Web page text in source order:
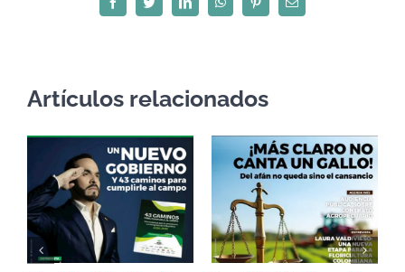
FacebookTwitterLinkedInWhatsAppPinterestCorreo
electrónico
Artículos relacionados